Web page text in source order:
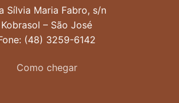
Sílvia Maria Fabro, s/n
Kobrasol – São José
(48) 3259-6142
Como chegar